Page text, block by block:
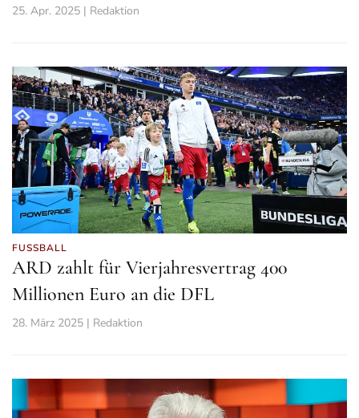
25. Apr. 2025 | Redaktion
FUSSBALL
ARD zahlt für Vierjahresvertrag 400
Millionen Euro an die DFL
28. März 2025 | Redaktion